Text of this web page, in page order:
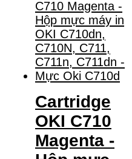
Cartridge
OKI C710
Magenta -